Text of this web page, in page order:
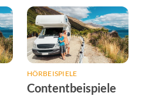
HÖRBEISPIELE
Contentbeispiele